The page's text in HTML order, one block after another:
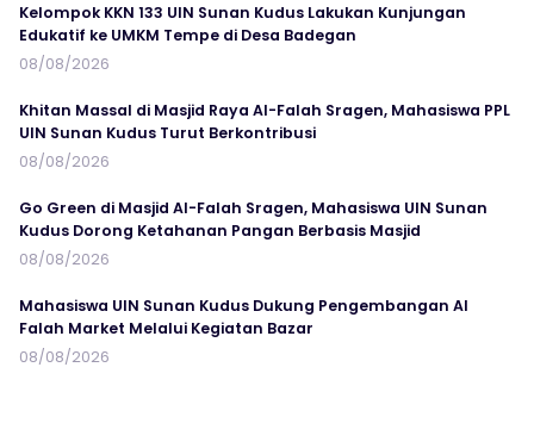
Kelompok KKN 133 UIN Sunan Kudus Lakukan Kunjungan
Edukatif ke UMKM Tempe di Desa Badegan
08/08/2026
Khitan Massal di Masjid Raya Al-Falah Sragen, Mahasiswa PPL
UIN Sunan Kudus Turut Berkontribusi
08/08/2026
Go Green di Masjid Al-Falah Sragen, Mahasiswa UIN Sunan
Kudus Dorong Ketahanan Pangan Berbasis Masjid
08/08/2026
Mahasiswa UIN Sunan Kudus Dukung Pengembangan Al
Falah Market Melalui Kegiatan Bazar
08/08/2026